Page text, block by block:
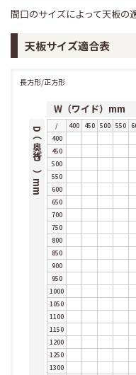
間口のサイズによって天板の
天板サイズ適合表
長方形/正方形
W（ワイド）mm
D（奥行き）mm
/ 400 450 500 550
400
450
500
550
600
650
700
750
800
850
900
950
1000
1050
1100
1150
1200
1250
1300